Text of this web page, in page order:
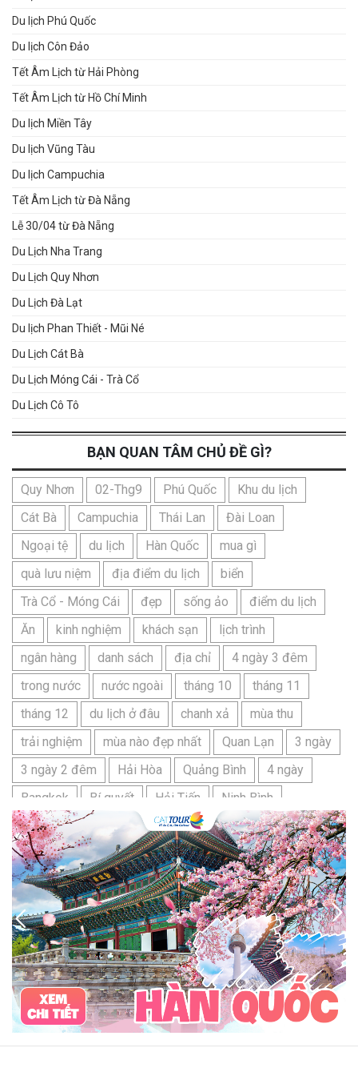
Du lịch Phú Quốc
Du lịch Côn Đảo
Tết Âm Lịch từ Hải Phòng
Tết Âm Lịch từ Hồ Chí Minh
Du lịch Miền Tây
Du lịch Vũng Tàu
Du lịch Campuchia
Tết Âm Lịch từ Đà Nẵng
Lễ 30/04 từ Đà Nẵng
Du Lịch Nha Trang
Du Lịch Quy Nhơn
Du Lịch Đà Lạt
Du lịch Phan Thiết - Mũi Né
Du Lịch Cát Bà
Du Lịch Móng Cái - Trà Cổ
Du Lịch Cô Tô
BẠN QUAN TÂM CHỦ ĐỀ GÌ?
Quy Nhơn 02-Thg9 Phú Quốc
Khu du lịch
Cát Bà
Campuchia Thái Lan
Đài Loan
Ngoại tệ
du lịch Hàn Quốc
mua gì
quà lưu niệm
địa điểm du lịch
biển
Trà Cổ - Móng Cái
đẹp sống ảo
điểm du lịch
Ăn
kinh nghiệm khách sạn
lịch trình
ngân hàng
danh sách địa chỉ
4 ngày 3 đêm
trong nước
nước ngoài tháng 10
tháng 11
tháng 12
du lịch ở đâu chanh xả
mùa thu
trải nghiệm
mùa nào đẹp nhất Quan Lạn
3 ngày
3 ngày 2 đêm
Hải Hòa Quảng Bình
4 ngày
Bangkok
Bí quyết Hải Tiến
Ninh Bình
Nhật Bản
du lịch sầm sơn cần chuẩn bị gì
bãi tắm sấm sơn
đặc sản sầm sơn
đặc sản du lịch sầm sơn
tour du lịch 3 ngày 2 đêm
hải sản
Đảo Lan Châu
Cẩm nang du lịch Của Lò
chợ Cửa Lò
tour du lịch Cửa Lò
địa điểm du lịch Cửa Lò
Cửa Lò ở đâu
Hạ Long
Đảo Hòn Ngư
Đảo Song Ngư ATM
mới nhất
cẩm nang du lịch sầm sơn
ô tô phượt
99k
buffet
lẩu Tuyển dụng
Nhân viên Visa